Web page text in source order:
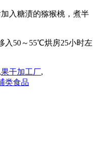
入糖渍的猕猴桃，煮半
入50～55℃烘房25小时左
,果干加工厂,
类食品